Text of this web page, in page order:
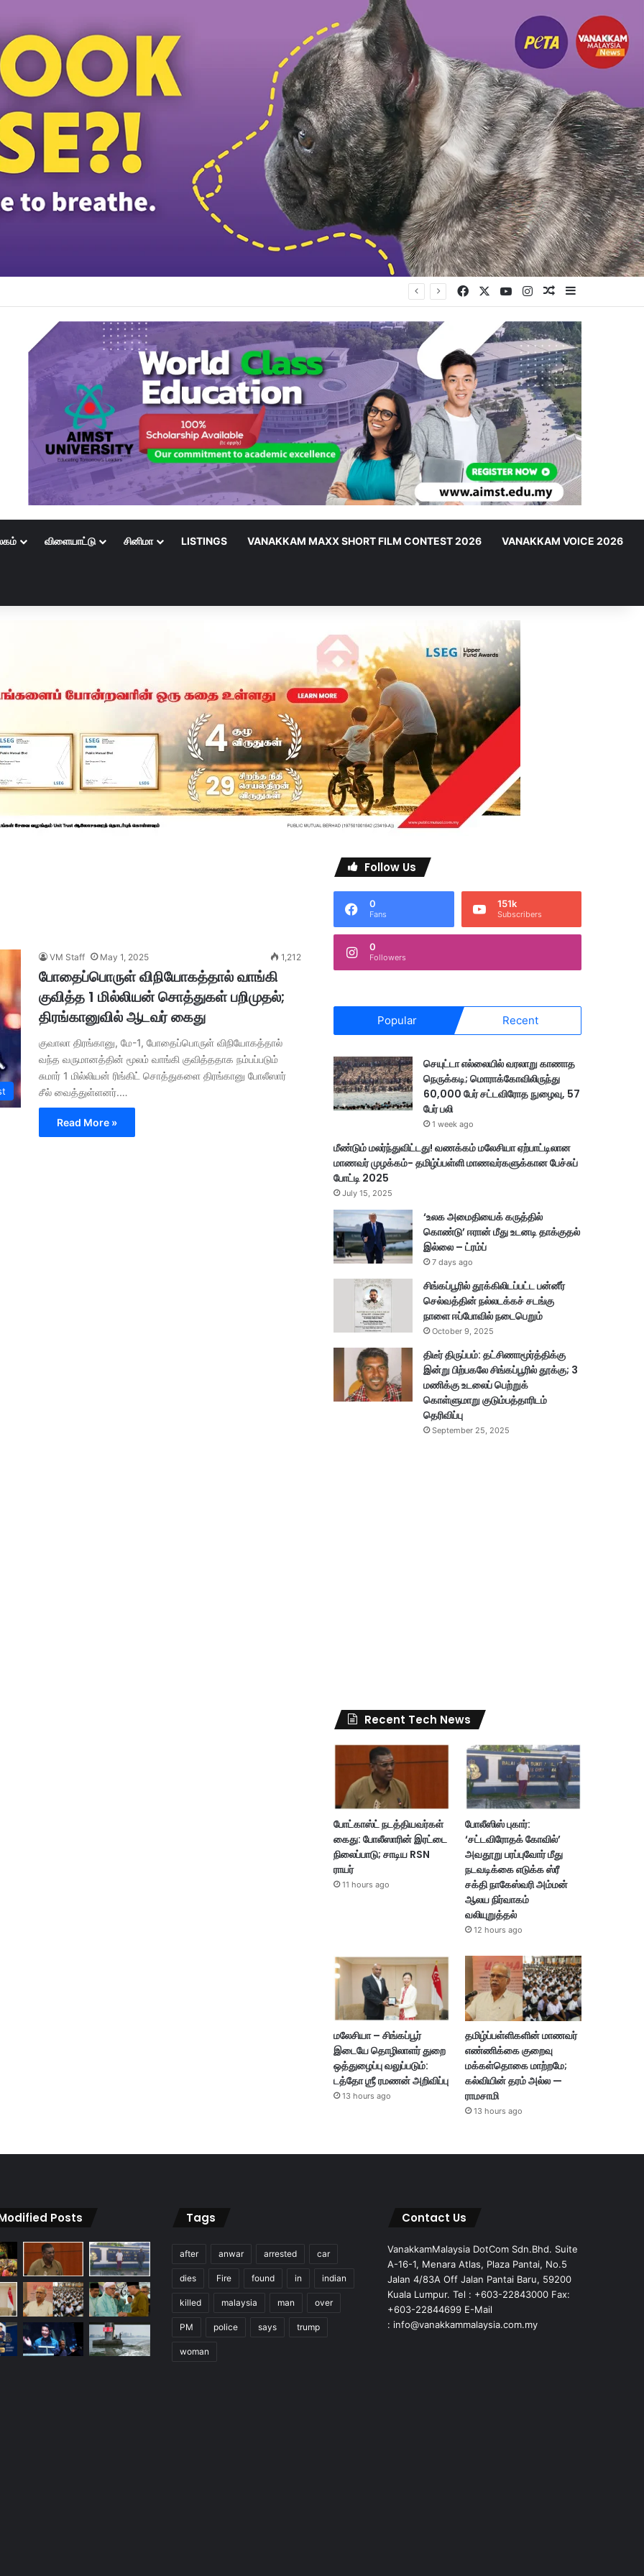
Facebook YouTubeInstagramRandom Article
விளையாட்டு சினிமா LISTINGS VANAKKAM MAXX SHORT FILM CONTEST 2026 VANAKKAM VOICE 2026
VM Staff May 1, 2025 1,212
போதைப்பொருள் விநியோகத்தால் வாங்கி
குவித்த 1 மில்லியன் சொத்துகள் பறிமுதல்;
திரங்கானுவில் ஆடவர் கைது
குவாலா திரங்கானு, மே-1, போதைப்பொருள் விநியோகத்தால்
வந்த வருமானத்தின் மூலம் வாங்கி குவித்ததாக நம்பப்படும்
சுமார் 1 மில்லியன் ரிங்கிட் சொத்துகளை திரங்கானு போலீஸார்
சீல் வைத்துள்ளனர்.…
Read More »
Follow Us
0
Fans
151k
Subscribers
0
Followers
Popular Recent
செயுட்டா எல்லையில் வரலாறு காணாத
நெருக்கடி; மொராக்கோவிலிருந்து
60,000 பேர் சட்டவிரோத நுழைவு, 57
பேர் பலி
1 week ago
மீண்டும் மலர்ந்துவிட்டது! வணக்கம் மலேசியா ஏற்பாட்டிலான
மாணவர் முழக்கம்- தமிழ்ப்பள்ளி மாணவர்களுக்கான பேச்சுப்
போட்டி 2025
July 15, 2025
‘உலக அமைதியைக் கருத்தில்
கொண்டு’ ஈரான் மீது உடனடி தாக்குதல்
இல்லை – ட்ரம்ப்
7 days ago
சிங்கப்பூரில் தூக்கிலிடப்பட்ட பன்னீர்
செல்வத்தின் நல்லடக்கச் சடங்கு
நாளை ஈப்போவில் நடைபெறும்
October 9, 2025
திடீர் திருப்பம்: தட்சிணாமூர்த்திக்கு
இன்று பிற்பகலே சிங்கப்பூரில் தூக்கு; 3
மணிக்கு உடலைப் பெற்றுக்
கொள்ளுமாறு குடும்பத்தாரிடம்
தெரிவிப்பு
September 25, 2025
Recent Tech News
போட்காஸ்ட் நடத்தியவர்கள்
கைது: போலீஸாரின் இரட்டை
நிலைப்பாடு; சாடிய RSN
ராயர்
11 hours ago
போலீஸிஸ் புகார்:
‘சட்டவிரோதக் கோவில்’
அவதூறு பரப்புவோர் மீது
நடவடிக்கை எடுக்க ஸ்ரீ
சக்தி நாகேஸ்வரி அம்மன்
ஆலய நிர்வாகம்
வலியுறுத்தல்
12 hours ago
மலேசியா – சிங்கப்பூர்
இடையே தொழிலாளர் துறை
ஒத்துழைப்பு வலுப்படும்:
டத்தோ ஶ்ரீ ரமணன் அறிவிப்பு
13 hours ago
தமிழ்ப்பள்ளிகளின் மாணவர்
எண்ணிக்கை குறைவு
மக்கள்தொகை மாற்றமே;
கல்வியின் தரம் அல்ல —
ராமசாமி
13 hours ago
Posts Tags
after anwar arrested car
dies Fire found in indian
killed malaysia man over
PM police says trump
woman
Contact Us
VanakkamMalaysia DotCom Sdn.Bhd. Suite
A-16-1, Menara Atlas, Plaza Pantai, No.5
Jalan 4/83A Off Jalan Pantai Baru, 59200
Kuala Lumpur. Tel : +603-22843000 Fax:
+603-22844699 E-Mail
: info@vanakkammalaysia.com.my